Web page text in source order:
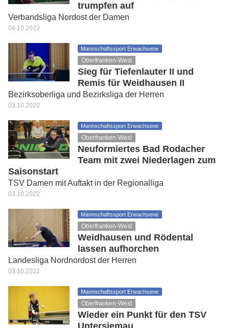
trumpfen auf
Verbandsliga Nordost der Damen
04.10.2022
Mannschaftssport Erwachsene
Oberfranken-West
Sieg für Tiefenlauter II und
Remis für Weidhausen II
Bezirksoberliga und Bezirksliga der Herren
03.10.2022
Mannschaftssport Erwachsene
Oberfranken-West
Neuformiertes Bad Rodacher
Team mit zwei Niederlagen zum
Saisonstart
TSV Damen mit Auftakt in der Regionalliga
03.10.2022
Mannschaftssport Erwachsene
Oberfranken-West
Weidhausen und Rödental
lassen aufhorchen
Landesliga Nordnordost der Herren
03.10.2022
Mannschaftssport Erwachsene
Oberfranken-West
Wieder ein Punkt für den TSV
Untersiemau